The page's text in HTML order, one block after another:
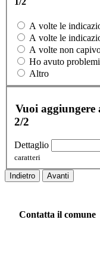
A volte le
A volte le
A volte non
Ho avuto
Altro
Vuoi
2/2
Dettaglio
caratteri
Indietro Avanti
Contatta il comune